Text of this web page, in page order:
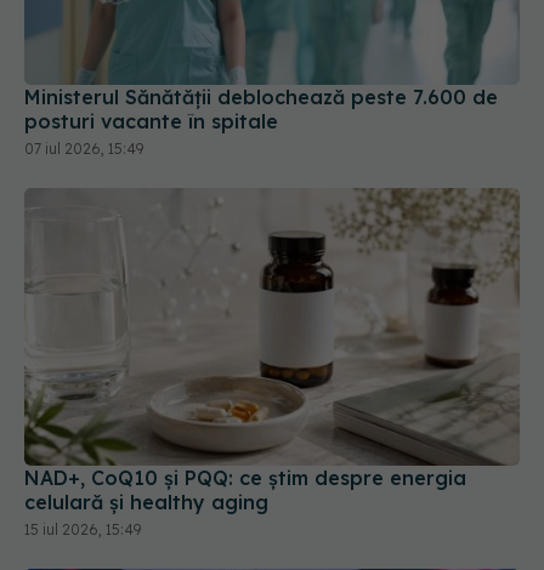
Ministerul Sănătății deblochează peste 7.600 de
posturi vacante în spitale
07 iul 2026, 15:49
NAD+, CoQ10 și PQQ: ce știm despre energia
celulară și healthy aging
15 iul 2026, 15:49